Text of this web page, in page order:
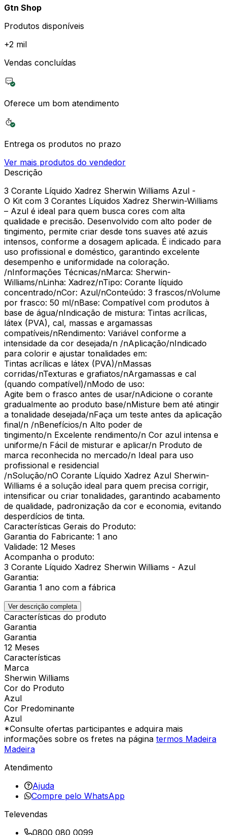
Gtn Shop
Produtos disponíveis
+2 mil
Vendas concluídas
Oferece um bom atendimento
Entrega os produtos no prazo
Ver mais produtos do vendedor
Descrição
3 Corante Líquido Xadrez Sherwin Williams Azul -
O Kit com 3 Corantes Líquidos Xadrez Sherwin-Williams
– Azul é ideal para quem busca cores com alta
qualidade e precisão. Desenvolvido com alto poder de
tingimento, permite criar desde tons suaves até azuis
intensos, conforme a dosagem aplicada. É indicado para
uso profissional e doméstico, garantindo excelente
desempenho e uniformidade na coloração.
/nInformações Técnicas/nMarca: Sherwin-
Williams/nLinha: Xadrez/nTipo: Corante líquido
concentrado/nCor: Azul/nConteúdo: 3 frascos/nVolume
por frasco: 50 ml/nBase: Compatível com produtos à
base de água/nIndicação de mistura: Tintas acrílicas,
látex (PVA), cal, massas e argamassas
compatíveis/nRendimento: Variável conforme a
intensidade da cor desejada/n /nAplicação/nIndicado
para colorir e ajustar tonalidades em:
Tintas acrílicas e látex (PVA)/nMassas
corridas/nTexturas e grafiatos/nArgamassas e cal
(quando compatível)/nModo de uso:
Agite bem o frasco antes de usar/nAdicione o corante
gradualmente ao produto base/nMisture bem até atingir
a tonalidade desejada/nFaça um teste antes da aplicação
final/n /nBenefícios/n Alto poder de
tingimento/n Excelente rendimento/n Cor azul intensa e
uniforme/n Fácil de misturar e aplicar/n Produto de
marca reconhecida no mercado/n Ideal para uso
profissional e residencial
/nSolução/nO Corante Líquido Xadrez Azul Sherwin-
Williams é a solução ideal para quem precisa corrigir,
intensificar ou criar tonalidades, garantindo acabamento
de qualidade, padronização da cor e economia, evitando
desperdícios de tinta.
Características Gerais do Produto:
Garantia do Fabricante: 1 ano
Validade: 12 Meses
Acompanha o produto:
3 Corante Líquido Xadrez Sherwin Williams - Azul
Garantia:
Garantia 1 ano com a fábrica
Ver descrição completa
Características do produto
Garantia
Garantia
12 Meses
Características
Marca
Sherwin Williams
Cor do Produto
Azul
Cor Predominante
Azul
*Consulte ofertas participantes e adquira mais
informações sobre os fretes na página termos Madeira
Madeira
Atendimento
Ajuda
Compre pelo WhatsApp
Televendas
0800 080 0099